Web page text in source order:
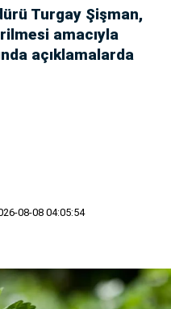
Turgay Şişman,
amacıyla
açıklamalarda
08-08 04:05:54